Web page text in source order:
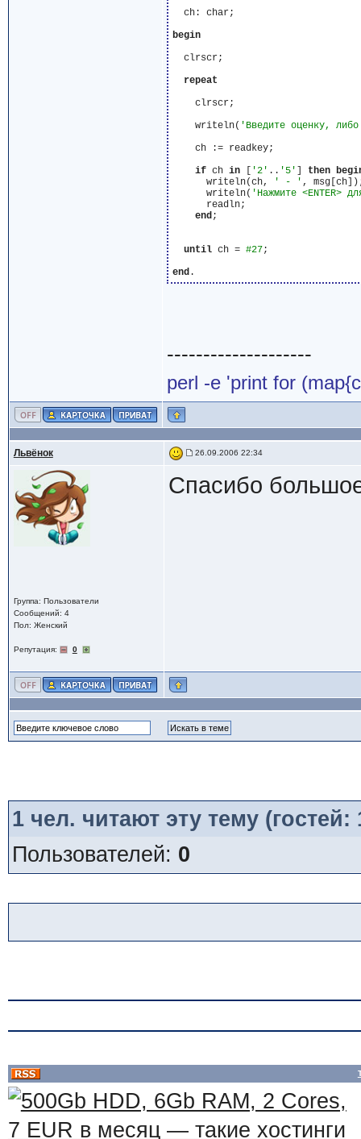
  ch: char;
begin
  clrscr;
repeat
    clrscr;
    writeln(
'Введите оценку,
    ch := readkey;
if ch in [ '2' .. '5' then
      writeln(ch,
' - ' ,
      writeln(
'Нажмите <ENTER>
      readln;
end;
until ch = #27;
end
--------------------
perl -e 'print for
Львёнок 26.09.2006 22:34
Группа: Пользователи
Сообщений: 4
Пол: Женский
Репутация: 0
Спасибо
1чел. читают эту тему
Пользователей: 0